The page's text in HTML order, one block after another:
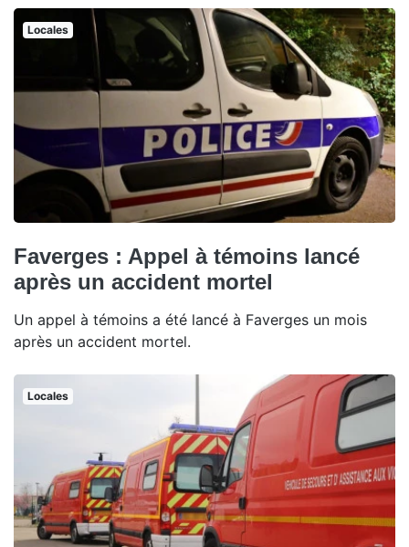
Locales
Faverges : Appel à témoins lancé
après un accident mortel
Un appel à témoins a été lancé à Faverges un mois
après un accident mortel.
Locales